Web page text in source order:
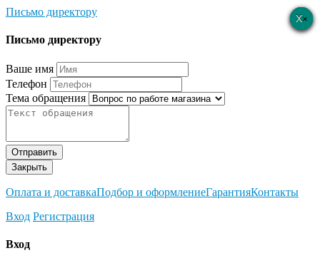
Письмо директору
×
Письмо директору
Ваше имя
Телефон
Тема обращения
Отправить
Закрыть
Оплата и доставкаПодбор и оформлениеГарантияКонтакты
Вход Регистрация
×
Вход
×
×
×